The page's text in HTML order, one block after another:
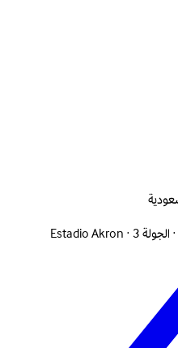
·الجولة 3 ·
Estadio Akron